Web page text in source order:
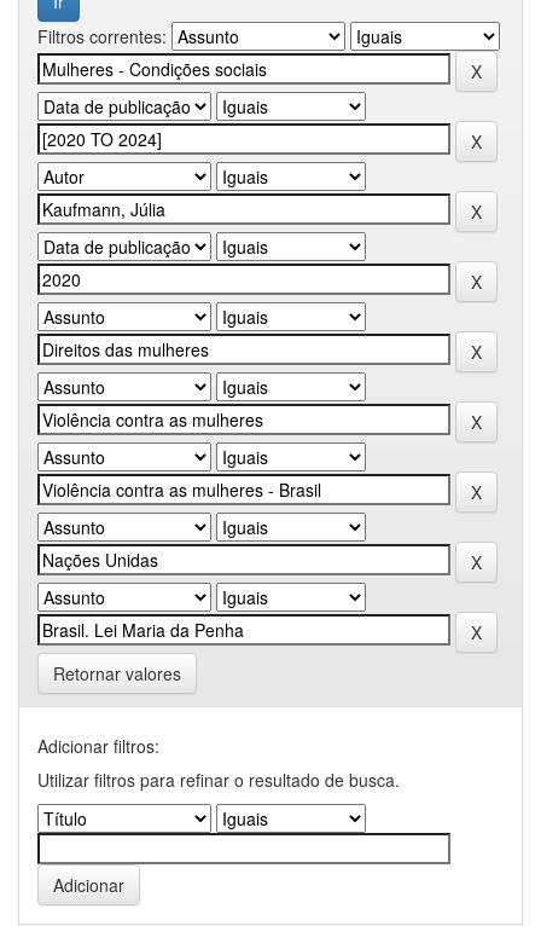
Filtros correntes:
Retornar valores
Adicionar filtros:
Utilizar filtros para refinar o resultado de busca.